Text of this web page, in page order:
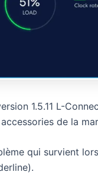
1.5.11 L-
de la
qui survient